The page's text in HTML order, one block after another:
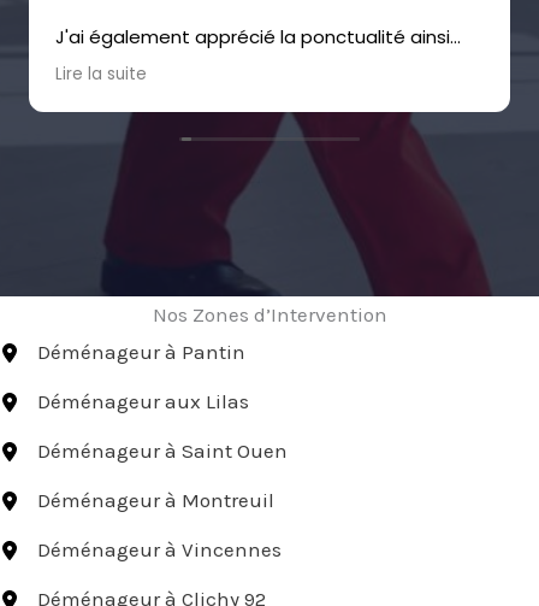
Nos Zones d’Intervention
Déménageur à Pantin
Déménageur aux Lilas
Déménageur à Saint Ouen
Déménageur à Montreuil
Déménageur à Vincennes
Déménageur à Clichy 92